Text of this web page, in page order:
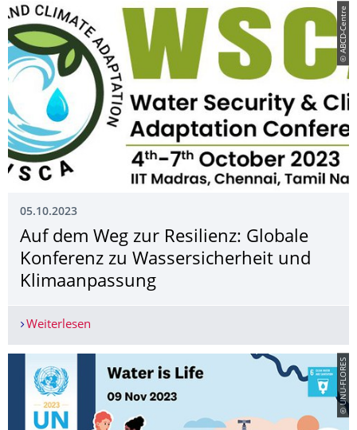
© ABCD-Centre
05.10.2023
Auf dem Weg zur Resilienz: Globale
Konferenz zu Wassersicherheit und
Klimaanpassung
Weiterlesen
© UNU-FLORES